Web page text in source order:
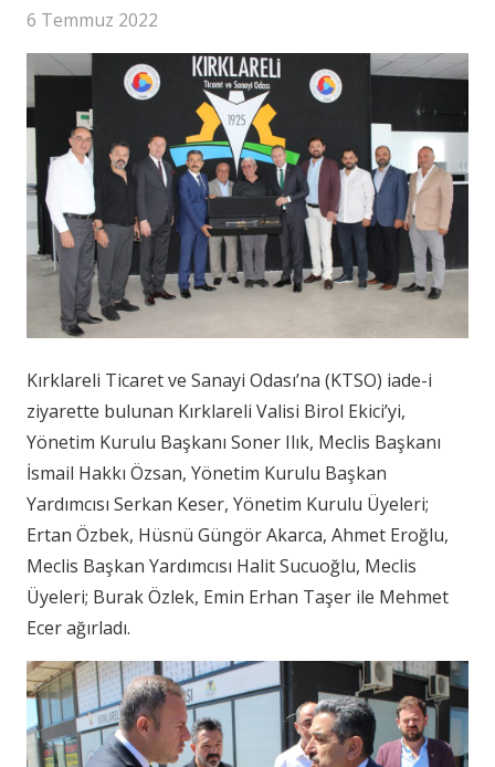
6 Temmuz 2022
Kırklareli Ticaret ve Sanayi Odası’na (KTSO) iade-i
ziyarette bulunan Kırklareli Valisi Birol Ekici’yi,
Yönetim Kurulu Başkanı Soner Ilık, Meclis Başkanı
İsmail Hakkı Özsan, Yönetim Kurulu Başkan
Yardımcısı Serkan Keser, Yönetim Kurulu Üyeleri;
Ertan Özbek, Hüsnü Güngör Akarca, Ahmet Eroğlu,
Meclis Başkan Yardımcısı Halit Sucuoğlu, Meclis
Üyeleri; Burak Özlek, Emin Erhan Taşer ile Mehmet
Ecer ağırladı.